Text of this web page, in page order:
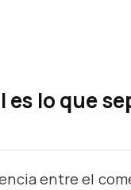
lo que
entre el